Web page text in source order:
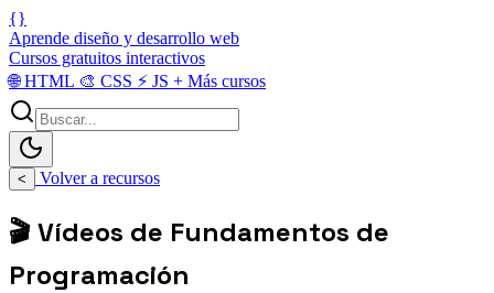
{}
Aprende diseño y desarrollo web
Cursos gratuitos interactivos
🌐HTML 🎨 CSS ⚡ JS + Más cursos
< Volver a recursos
🎬 Vídeos de Fundamentos de
Programación